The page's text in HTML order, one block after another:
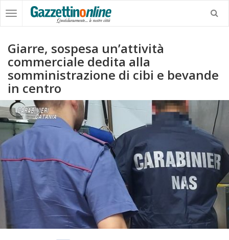
Giarre, sospesa un’attività
commerciale dedita alla
somministrazione di cibi e bevande
in centro